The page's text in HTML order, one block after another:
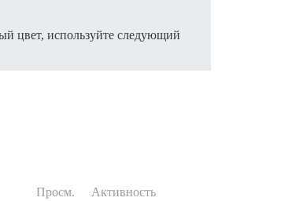
цвет, используйте следующий
Просм. Активность